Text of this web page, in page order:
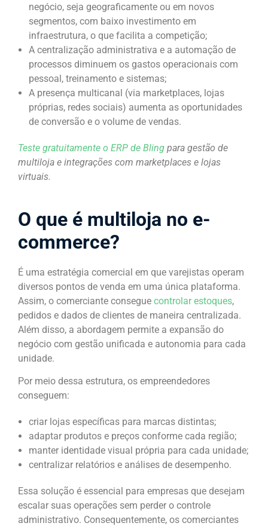
negócio, seja geograficamente ou em novos
segmentos, com baixo investimento em
infraestrutura, o que facilita a competição;
A centralização administrativa e a automação de
processos diminuem os gastos operacionais com
pessoal, treinamento e sistemas;
A presença multicanal (via marketplaces, lojas
próprias, redes sociais) aumenta as oportunidades
de conversão e o volume de vendas.
Teste gratuitamente o ERP de Bling para gestão de
multiloja e integrações com marketplaces e lojas
virtuais.
O que é multiloja no e-
commerce?
É uma estratégia comercial em que varejistas operam
diversos pontos de venda em uma única plataforma.
Assim, o comerciante consegue controlar estoques,
pedidos e dados de clientes de maneira centralizada.
Além disso, a abordagem permite a expansão do
negócio com gestão unificada e autonomia para cada
unidade.
Por meio dessa estrutura, os empreendedores
conseguem:
criar lojas específicas para marcas distintas;
adaptar produtos e preços conforme cada região;
manter identidade visual própria para cada unidade;
centralizar relatórios e análises de desempenho.
Essa solução é essencial para empresas que desejam
escalar suas operações sem perder o controle
administrativo. Consequentemente, os comerciantes